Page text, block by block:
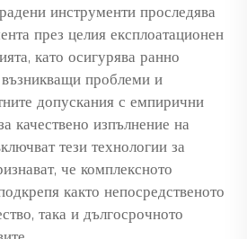
инструменти проследява
през целия експлоатационен
като осигурява ранно
проблеми и
допускания с емпирични
качествено изпълнение на
тези технологии за
че комплексното
както непосредственото
така и дългосрочното